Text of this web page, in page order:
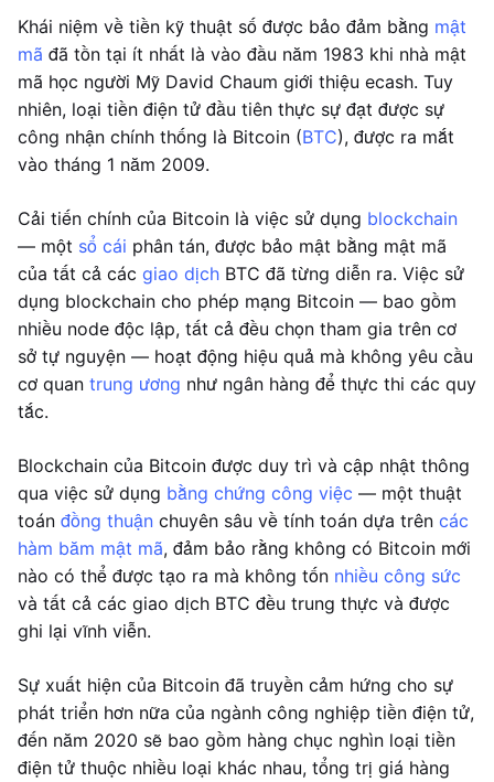
Khái niệm về tiền kỹ thuật số được bảo đảm bằng mật
mã đã tồn tại ít nhất là vào đầu năm 1983 khi nhà mật
mã học người Mỹ David Chaum giới thiệu ecash. Tuy
nhiên, loại tiền điện tử đầu tiên thực sự đạt được sự
công nhận chính thống là Bitcoin (BTC), được ra mắt
vào tháng 1 năm 2009.
Cải tiến chính của Bitcoin là việc sử dụng blockchain
— một sổ cái phân tán, được bảo mật bằng mật mã
của tất cả các giao dịch BTC đã từng diễn ra. Việc sử
dụng blockchain cho phép mạng Bitcoin — bao gồm
nhiều node độc lập, tất cả đều chọn tham gia trên cơ
sở tự nguyện — hoạt động hiệu quả mà không yêu cầu
cơ quan trung ương như ngân hàng để thực thi các quy
tắc.
Blockchain của Bitcoin được duy trì và cập nhật thông
qua việc sử dụng bằng chứng công việc — một thuật
toán đồng thuận chuyên sâu về tính toán dựa trên các
hàm băm mật mã, đảm bảo rằng không có Bitcoin mới
nào có thể được tạo ra mà không tốn nhiều công sức
và tất cả các giao dịch BTC đều trung thực và được
ghi lại vĩnh viễn.
Sự xuất hiện của Bitcoin đã truyền cảm hứng cho sự
phát triển hơn nữa của ngành công nghiệp tiền điện tử,
đến năm 2020 sẽ bao gồm hàng chục nghìn loại tiền
điện tử thuộc nhiều loại khác nhau, tổng trị giá hàng